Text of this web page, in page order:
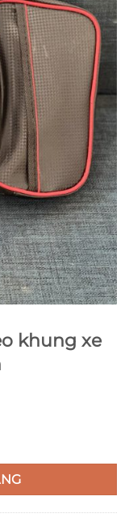
khung xe
lớn số lượng